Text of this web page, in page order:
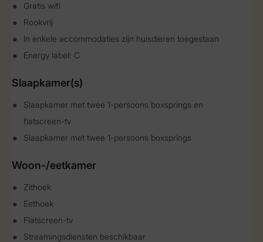
Gratis wifi
Rookvrij
In enkele accommodaties zijn huisdieren toegestaan
Energy label: C
Slaapkamer(s)
Slaapkamer met twee 1-persoons boxsprings en
flatscreen-tv
Slaapkamer met twee 1-persoons boxsprings
Woon-/eetkamer
Zithoek
Eethoek
Flatscreen-tv
Streamingsdiensten beschikbaar